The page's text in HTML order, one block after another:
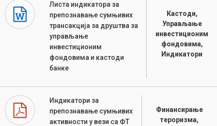
Листа индикатора за
препознавање сумњивих
трансакција за друштва за
управљање
инвестиционим
фондовима и кастоди
банке
Кастоди,
Управљање
инвестиционим
фондовима,
Индикатори
Индикатори за
препознавање сумњивих
активности у вези са ФТ
Финансирање
тероризма,